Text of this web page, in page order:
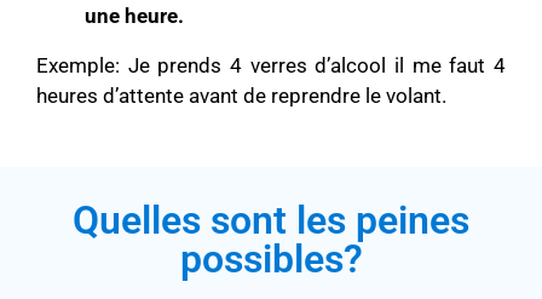
une heure.
Exemple: Je prends 4 verres d’alcool il me faut 4
heures d’attente avant de reprendre le volant.
Quelles sont les peines
possibles?